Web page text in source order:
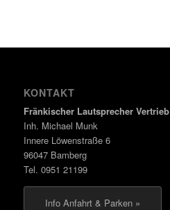
KONTAKT
Fränkischer Lautsprecher Vertrieb
Inh. Michael Munk
Innere Löwenstraße 6
96047 Bamberg
Tel. 0951 21199
Info Anfahrt & Parken »